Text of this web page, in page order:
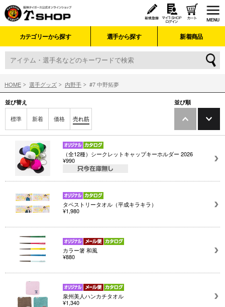
カテゴリーから探す 選手から探す 新着商品
HOME 選手グッズ 内野手 #7 中野拓夢
並び替え
標準 新着 価格 売れ筋
並び順
（全12種）シークレットキャップキーホルダー 2026
¥990
タペストリータオル（平成キラキラ）
¥1,980
カラー箸 和風
¥880
泉州美人ハンカチタオル
¥1,340